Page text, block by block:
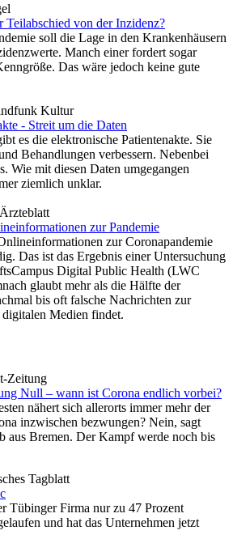
Teilabschied von der Inzidenz?
soll die Lage in den Krankenhäusern
Manch einer fordert sogar
Das wäre jedoch keine gute
Kultur
- Streit um die Daten
es die elektronische Patientenakte. Sie
Behandlungen verbessern. Nebenbei
Wie mit diesen Daten umgegangen
ziemlich unklar.
zur Pandemie
zur Coronapandemie
Das ist das Ergebnis einer Untersuchung
Digital Public Health (LWC
glaubt mehr als die Hälfte der
bis oft falsche Nachrichten zur
Medien findet.
Zeitung
Null – wann ist Corona endlich vorbei?
nähert sich allerorts immer mehr der
inzwischen bezwungen? Nein, sagt
aus Bremen. Der Kampf werde noch bis
Tagblatt
Tübinger Firma nur zu 47 Prozent
und hat das Unternehmen jetzt